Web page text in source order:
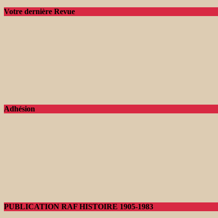
Votre dernière Revue
Adhésion
PUBLICATION RAF HISTOIRE 1905-1983